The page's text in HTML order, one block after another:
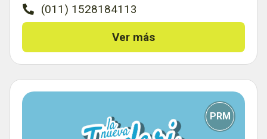
(011) 1528184113
Ver más
PRM